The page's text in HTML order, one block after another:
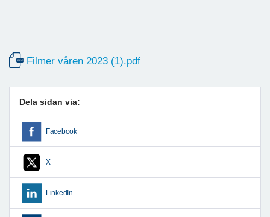
Filmer våren 2023 (1).pdf
Dela sidan via:
Facebook
X
LinkedIn